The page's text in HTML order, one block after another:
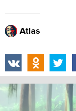
Atlas